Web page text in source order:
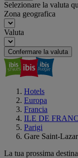
Selezionare la valuta
Zona geografica
Valuta
Confermare la valuta
Hotels
Europa
Francia
ILE DE
Parigi
Gare Saint-
La tua prossima